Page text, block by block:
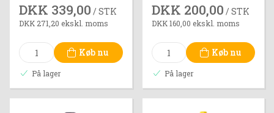
DKK 339,00 / STK
DKK 271,20 ekskl. moms
Køb nu
På lager
DKK 200,00 / STK
DKK 160,00 ekskl. moms
Køb nu
På lager